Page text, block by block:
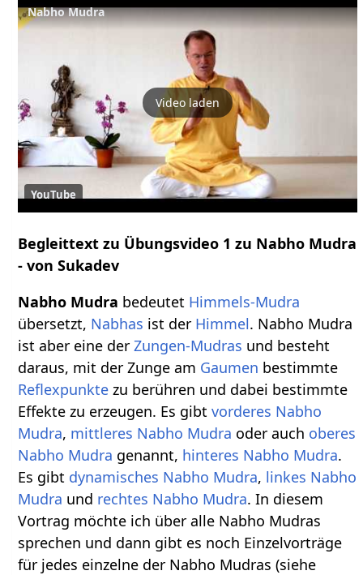
Nabho Mudra
Video laden
YouTube
Begleittext zu Übungsvideo 1 zu Nabho Mudra
- von Sukadev
Nabho Mudra bedeutet Himmels-Mudra
übersetzt, Nabhas ist der Himmel. Nabho Mudra
ist aber eine derZungen-Mudras und besteht
daraus, mit der Zunge am Gaumen bestimmte
Reflexpunkte zu berühren und dabei bestimmte
Effekte zu erzeugen. Es gibtvorderes Nabho
Mudra, mittleres Nabho Mudra oder auch oberes
Nabho Mudra genannt, hinteres Nabho Mudra.
Es gibt dynamisches Nabho Mudra, linkes Nabho
Mudra und rechtes Nabho Mudra. In diesem
Vortrag möchte ich über alle Nabho Mudras
sprechen und dann gibt es noch Einzelvorträge
für jedes einzelne der Nabho Mudras (siehe